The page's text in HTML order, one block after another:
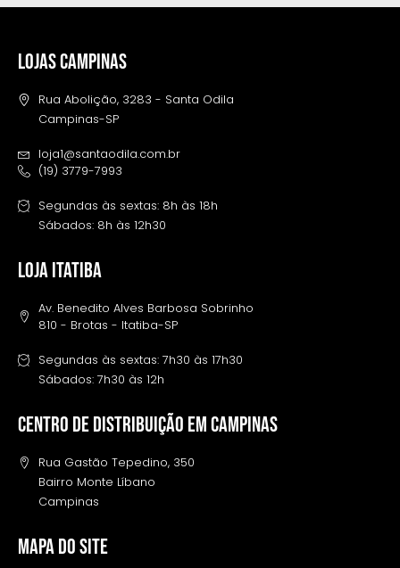
LOJAS CAMPINAS
Rua Abolição, 3283 - Santa Odila
Campinas-SP
loja1@santaodila.com.br
(19) 3779-7993
Segundas às sextas: 8h às 18h
Sábados: 8h às 12h30
LOJA ITATIBA
Av. Benedito Alves Barbosa Sobrinho
810 - Brotas - Itatiba-SP
Segundas às sextas: 7h30 às 17h30
Sábados: 7h30 às 12h
Centro de distribuição em campinas
Rua Gastão Tepedino, 350
Bairro Monte Líbano
Campinas
MAPA DO SITE